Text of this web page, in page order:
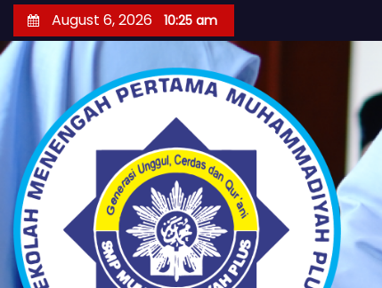
i
p
August 6, 2026 10:25 am